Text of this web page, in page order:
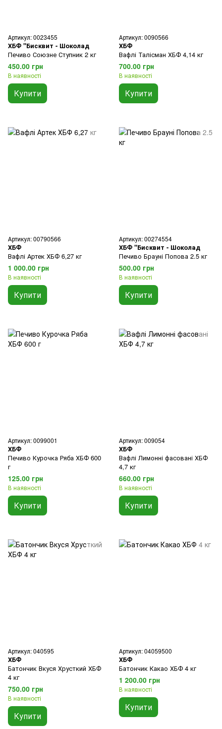
Артикул: 0023455
ХБФ "Бисквит - Шоколад
Печиво Союзне Ступник 2 кг
450.00 грн
В наявності
Купити
Артикул: 0090566
ХБФ
Вафлі Талісман ХБФ 4,14 кг
700.00 грн
В наявності
Купити
Артикул: 00790566
ХБФ
Вафлі Артек ХБФ 6,27 кг
1 000.00 грн
В наявності
Купити
Артикул: 00274554
ХБФ "Бисквит - Шоколад
Печиво Брауні Попова 2.5 кг
500.00 грн
В наявності
Купити
Артикул: 0099001
ХБФ
Печиво Курочка Ряба ХБФ 600
г
125.00 грн
В наявності
Купити
Артикул: 009054
ХБФ
Вафлі Лимонні фасовані ХБФ
4,7 кг
660.00 грн
В наявності
Купити
Артикул: 040595
ХБФ
Батончик Вкуся Хрусткий ХБФ
4 кг
750.00 грн
В наявності
Купити
Артикул: 04059500
ХБФ
Батончик Какао ХБФ 4 кг
1 200.00 грн
В наявності
Купити